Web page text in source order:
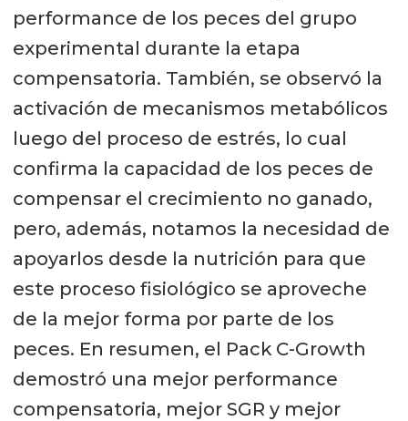
performance de los peces del grupo
experimental durante la etapa
compensatoria. También, se observó la
activación de mecanismos metabólicos
luego del proceso de estrés, lo cual
confirma la capacidad de los peces de
compensar el crecimiento no ganado,
pero, además, notamos la necesidad de
apoyarlos desde la nutrición para que
este proceso fisiológico se aproveche
de la mejor forma por parte de los
peces. En resumen, el Pack C-Growth
demostró una mejor performance
compensatoria, mejor SGR y mejor